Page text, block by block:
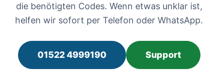
die benötigten Codes. Wenn etwas unklar ist,
helfen wir sofort per Telefon oder WhatsApp.
01522 4999190 Support